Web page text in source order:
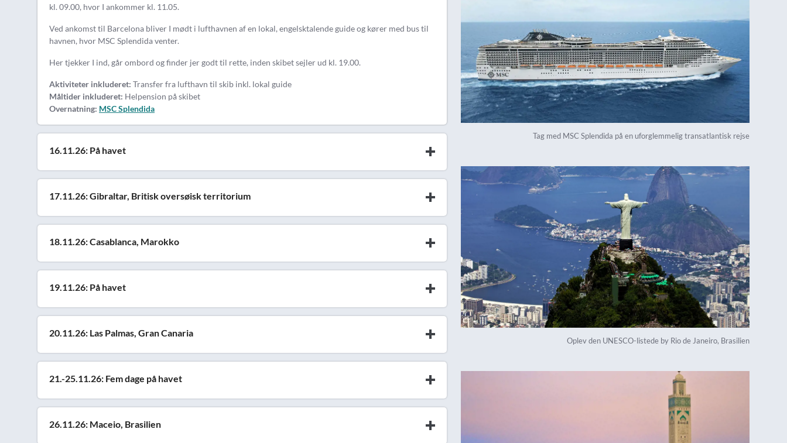
kl. 09.00, hvor I ankommer kl. 11.05.
Ved ankomst til Barcelona bliver I mødt i lufthavnen af en lokal, engelsktalende guide og kører med bus til
havnen, hvor MSC Splendida venter.
Her tjekker I ind, går ombord og finder jer godt til rette, inden skibet sejler ud kl. 19.00.
Aktiviteter inkluderet: Transfer fra lufthavn til skib inkl. lokal guide
Måltider inkluderet: Helpension på skibet
Overnatning: MSC Splendida
16.11.26: På havet
17.11.26: Gibraltar, Britisk oversøisk territorium
18.11.26: Casablanca, Marokko
19.11.26: På havet
20.11.26: Las Palmas, Gran Canaria
21.-25.11.26: Fem dage på havet
26.11.26: Maceio, Brasilien
Tag med MSC Splendida på en uforglemmelig transatlantisk rejse
Oplev den UNESCO-listede by Rio de Janeiro, Brasilien